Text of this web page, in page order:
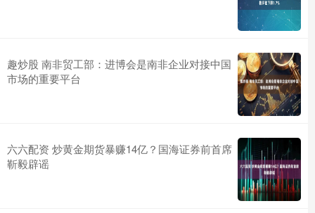
趣炒股 南非贸工部：进博会是南非企业对接中国
市场的重要平台
六六配资 炒黄金期货暴赚14亿？国海证券前首席
靳毅辟谣